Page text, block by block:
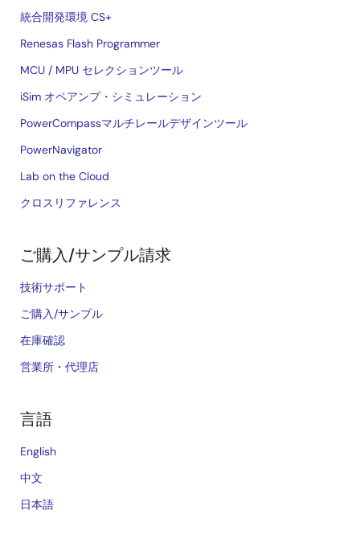
統合開発環境 CS+
Renesas Flash Programmer
MCU / MPU セレクションツール
iSim オペアンプ・シミュレーション
PowerCompassマルチレールデザインツール
PowerNavigator
Lab on the Cloud
クロスリファレンス
ご購入/サンプル請求
技術サポート
ご購入/サンプル
在庫確認
営業所・代理店
言語
English
中文
日本語